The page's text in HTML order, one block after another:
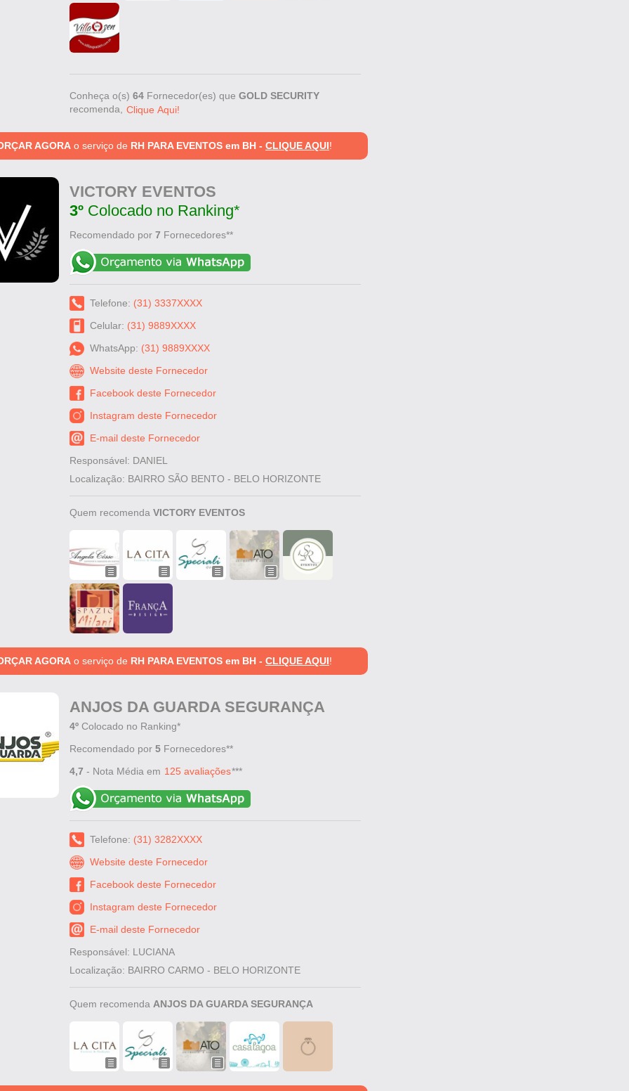
Conheça o(s) 64 Fornecedor(es) que GOLD SECURITY
recomenda, Clique Aqui!
AGORA o serviço de RH PARA EVENTOS em BH - CLIQUE AQUI!
VICTORY EVENTOS
3º Colocado no Ranking*
Recomendado por 7 Fornecedores**
Telefone: (31) 3337XXXX
Celular: (31) 9889XXXX
WhatsApp: (31) 9889XXXX
Website deste Fornecedor
Facebook deste Fornecedor
Instagram deste Fornecedor
E-mail deste Fornecedor
Responsável: DANIEL
Localização: BAIRRO SÃO BENTO - BELO HORIZONTE
Quem recomenda VICTORY EVENTOS
AGORA o serviço de RH PARA EVENTOS em BH - CLIQUE AQUI!
ANJOS DA GUARDA SEGURANÇA
4º Colocado no Ranking*
Recomendado por 5 Fornecedores**
4,7 - Nota Média em 125 avaliações***
Telefone: (31) 3282XXXX
Website deste Fornecedor
Facebook deste Fornecedor
Instagram deste Fornecedor
E-mail deste Fornecedor
Responsável: LUCIANA
Localização: BAIRRO CARMO - BELO HORIZONTE
Quem recomenda ANJOS DA GUARDA SEGURANÇA